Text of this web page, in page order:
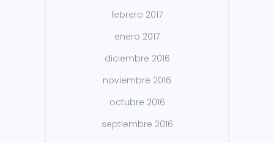
febrero 2017
enero 2017
diciembre 2016
noviembre 2016
octubre 2016
septiembre 2016